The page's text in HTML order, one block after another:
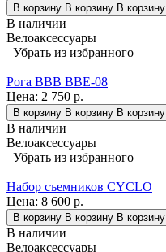
В корзину В корзину В корзину
В наличии
Велоаксессуары
Убрать из избранного
Рога BBB BBE-08
Цена: 2 750 р.
В корзину В корзину В корзину
В наличии
Велоаксессуары
Убрать из избранного
Набор съемников CYCLO
Цена: 8 600 р.
В корзину В корзину В корзину
В наличии
Велоаксессуары